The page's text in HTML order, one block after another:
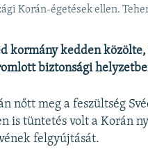
Korán-égetések ellen.
kormány kedden
biztonsági
nőtt meg a feszültség
is tüntetés volt a Korán
felgyújtását.